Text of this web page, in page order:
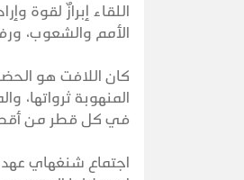
اللقاء إبرازٌ لقوة
الأمم والشعوب،
كان اللافت هو
المنهوبة ثرواتها،
في كل قطر من
اجتماع شنغهاي